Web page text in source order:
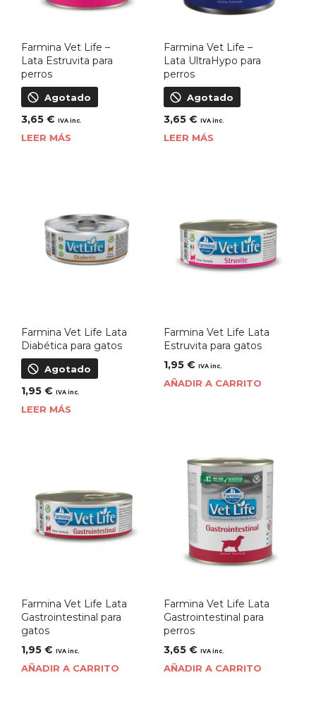
Farmina Vet Life –
Lata Estruvita para
perros
Agotado
3,65 € IVA inc.
LEER MÁS
Farmina Vet Life –
Lata UltraHypo para
perros
Agotado
3,65 € IVA inc.
LEER MÁS
Farmina Vet Life Lata
Diabética para gatos
Agotado
1,95 € IVA inc.
LEER MÁS
Farmina Vet Life Lata
Estruvita para gatos
1,95 € IVA inc.
AÑADIR A CARRITO
Farmina Vet Life Lata
Gastrointestinal para
gatos
1,95 € IVA inc.
AÑADIR A CARRITO
Farmina Vet Life Lata
Gastrointestinal para
perros
3,65 € IVA inc.
AÑADIR A CARRITO